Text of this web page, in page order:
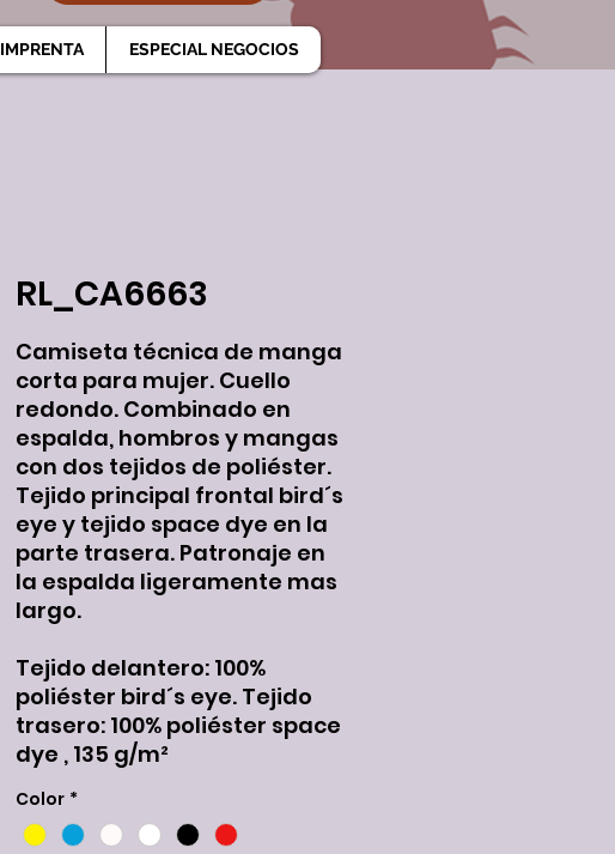
IMPRENTA ESPECIAL NEGOCIOS
RL_CA6663
Camiseta técnica de manga
corta para mujer. Cuello
redondo. Combinado en
espalda, hombros y mangas
con dos tejidos de poliéster.
Tejido principal frontal bird´s
eye y tejido space dye en la
parte trasera. Patronaje en
la espalda ligeramente mas
largo.
Tejido delantero: 100%
poliéster bird´s eye. Tejido
trasero: 100% poliéster space
dye , 135 g/m²
Color *